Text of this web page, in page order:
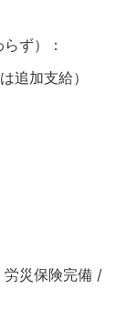
ず）：
追加支給）
災保険完備 /